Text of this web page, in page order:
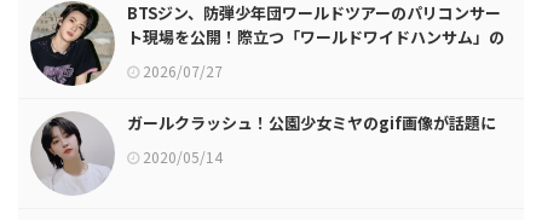
BTSジン、防弾少年団ワールドツアーのパリコンサー
ト現場を公開！際立つ「ワールドワイドハンサム」の
ビジュアル
2026/07/27
ガールクラッシュ！公園少女ミヤのgif画像が話題に
2020/05/14